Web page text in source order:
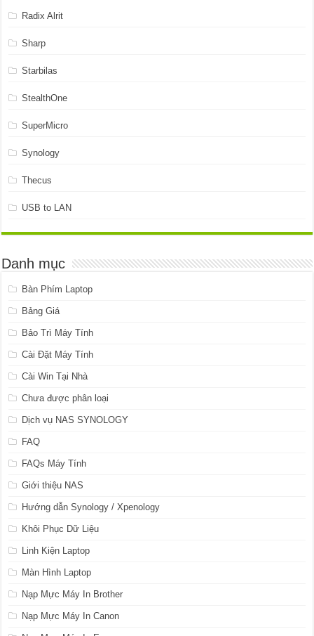
Radix Alrit
Sharp
Starbilas
StealthOne
SuperMicro
Synology
Thecus
USB to LAN
Danh mục
Bàn Phím Laptop
Bảng Giá
Bảo Trì Máy Tính
Cài Đặt Máy Tính
Cài Win Tại Nhà
Chưa được phân loại
Dịch vụ NAS SYNOLOGY
FAQ
FAQs Máy Tính
Giới thiệu NAS
Hướng dẫn Synology / Xpenology
Khôi Phục Dữ Liệu
Linh Kiện Laptop
Màn Hình Laptop
Nạp Mực Máy In Brother
Nạp Mực Máy In Canon